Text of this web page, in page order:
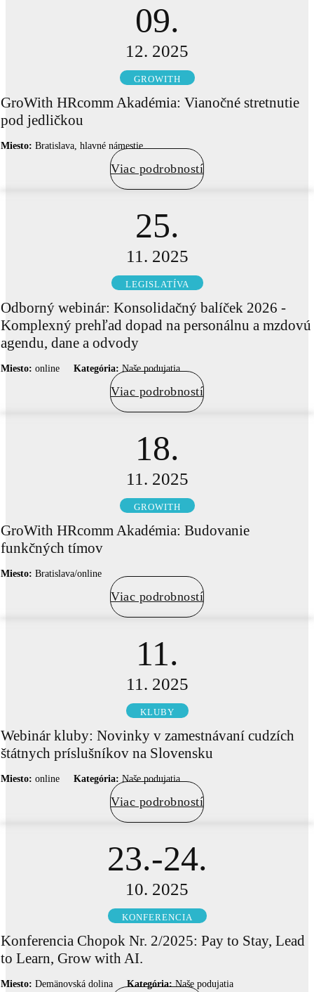
09.
12. 2025
GROWITH
GroWith HRcomm Akadémia: Vianočné stretnutie
pod jedličkou
Miesto: Bratislava, hlavné námestie
Viac podrobností
25.
11. 2025
LEGISLATÍVA
Odborný webinár: Konsolidačný balíček 2026 -
Komplexný prehľad dopad na personálnu a mzdovú
agendu, dane a odvody
Miesto: online Kategória: Naše podujatia
Viac podrobností
18.
11. 2025
GROWITH
GroWith HRcomm Akadémia: Budovanie
funkčných tímov
Miesto: Bratislava/online
Viac podrobností
11.
11. 2025
KLUBY
Webinár kluby: Novinky v zamestnávaní cudzích
štátnych príslušníkov na Slovensku
Miesto: online Kategória: Naše podujatia
Viac podrobností
23.-24.
10. 2025
KONFERENCIA
Konferencia Chopok Nr. 2/2025: Pay to Stay, Lead
to Learn, Grow with AI.
Miesto: Demänovská dolina Kategória:Naše podujatia